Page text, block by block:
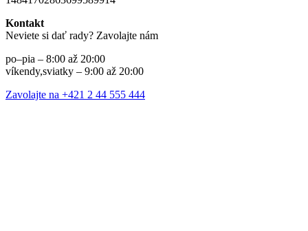
Kontakt
Neviete si dať rady? Zavolajte nám
po–pia – 8:00 až 20:00
víkendy,sviatky – 9:00 až 20:00
Zavolajte na +421 2 44 555 444